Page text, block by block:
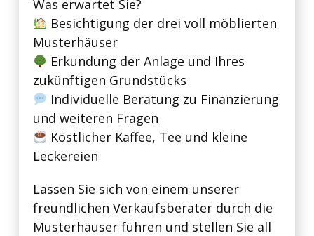
Was erwartet Sie?
Besichtigung der drei voll möblierten
Musterhäuser
Erkundung der Anlage und Ihres
zukünftigen Grundstücks
Individuelle Beratung zu Finanzierung
und weiteren Fragen
Köstlicher Kaffee, Tee und kleine
Leckereien
Lassen Sie sich von einem unserer
freundlichen Verkaufsberater durch die
Musterhäuser führen und stellen Sie all